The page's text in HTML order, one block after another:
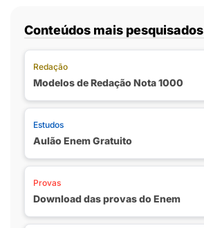
Conteúdos mais pesquisados
Redação
Modelos de Redação Nota 1000
Estudos
Aulão Enem Gratuito
Provas
Download das provas do Enem